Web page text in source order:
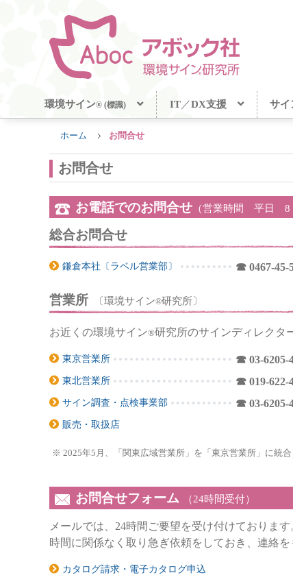
環境サイン® (標識) IT／DX支援 サイ
ホーム お問合せ
お問合せ
お電話でのお問合せ （営業時間 平日 8
総合お問合せ
鎌倉本社〔ラベル営業部〕 ☎ 0467-45-
営業所 〔環境サイン®研究所〕
お近くの環境サイン®研究所のサインディレクタ
東京営業所 ☎ 03-6205-
東北営業所 ☎ 019-622-
サイン調査・点検事業部 ☎ 03-6205-
販売・取扱店
2025年5月、「関東広域営業所」を「東京営業所」に統合
お問合せフォーム （24時間受付）
メールでは、24時間ご要望を受け付けております
時間に関係なく取り急ぎ依頼をしておき、連絡
カタログ請求・電子カタログ申込